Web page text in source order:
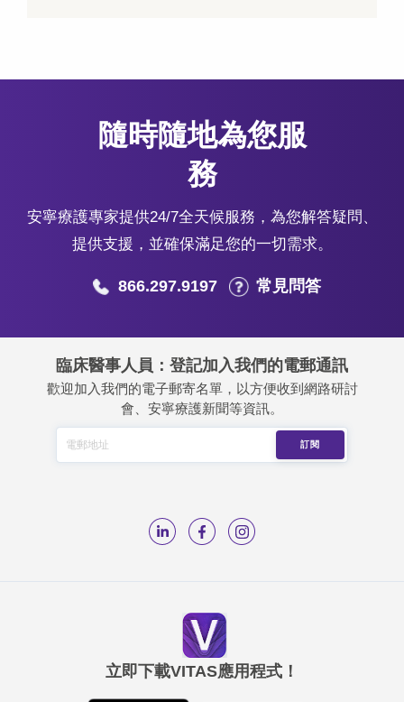
隨時隨地為您服
務
安寧療護專家提供24/7全天候服務，為您解答疑問、
提供支援，並確保滿足您的一切需求。
866.297.9197 常見問答
臨床醫事人員：登記加入我們的電郵通訊
歡迎加入我們的電子郵寄名單，以方便收到網路研討
會、安寧療護新聞等資訊。
立即下載VITAS應用程式！